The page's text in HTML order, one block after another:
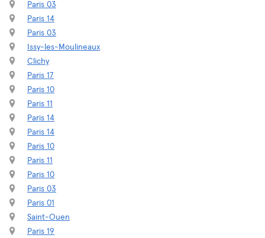
Paris 03
Paris 14
Paris 03
Issy-les-Moulineaux
Clichy
Paris 17
Paris 10
Paris 11
Paris 14
Paris 14
Paris 10
Paris 11
Paris 10
Paris 03
Paris 01
Saint-Ouen
Paris 19